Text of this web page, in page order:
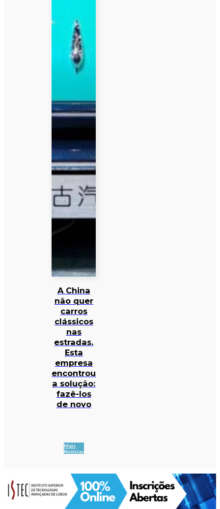
A China
não quer
carros
clássicos
nas
estradas.
Esta
empresa
encontrou
a solução:
fazê-los
de novo
Mais
Notícias